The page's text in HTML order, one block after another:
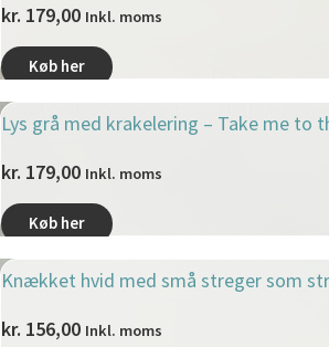
kr. 179,00 Inkl. moms
Køb her
Lys grå med krakelering – Take me to
kr. 179,00 Inkl. moms
Køb her
Knækket hvid med små streger som
kr. 156,00 Inkl. moms